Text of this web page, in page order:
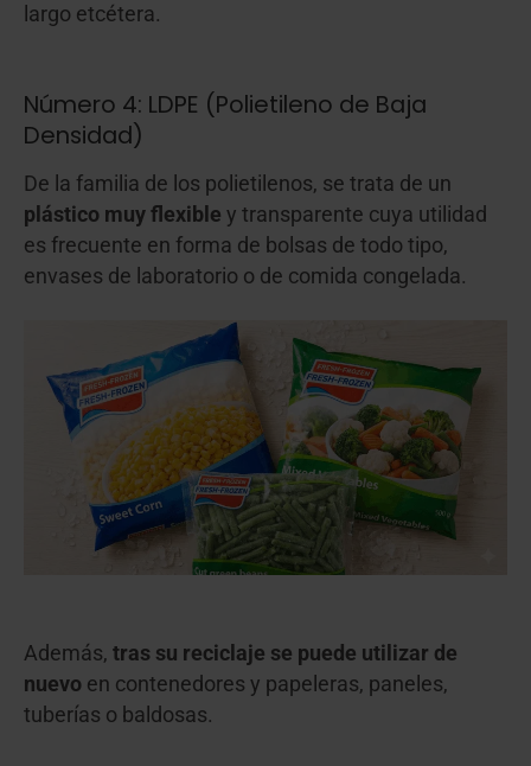
largo etcétera.
Número 4: LDPE (Polietileno de Baja
Densidad)
De la familia de los polietilenos, se trata de un
plástico muy flexible y transparente cuya utilidad
es frecuente en forma de bolsas de todo tipo,
envases de laboratorio o de comida congelada.
Además, tras su reciclaje se puede utilizar de
nuevo en contenedores y papeleras, paneles,
tuberías o baldosas.